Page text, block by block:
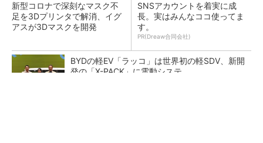
新型コロナで深刻なマスク不
足を3Dプリンタで解消、イグ
アスが3Dマスクを開発
SNSアカウントを着実に成
長。実はみんなココ使ってま
す。
PR(Dreaw合同会社)
BYDの軽EV「ラッコ」は世界初の軽SDV、新開
発の「X-PACK」に電動システ...